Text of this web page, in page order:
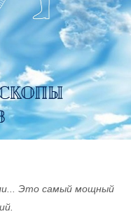
Это самый мощный